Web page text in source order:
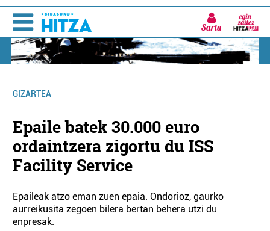
Sartu
GIZARTEA
Epaile batek 30.000 euro
ordaintzera zigortu du ISS
Facility Service
Epaileak atzo eman zuen epaia. Ondorioz, gaurko
aurreikusita zegoen bilera bertan behera utzi du
enpresak.